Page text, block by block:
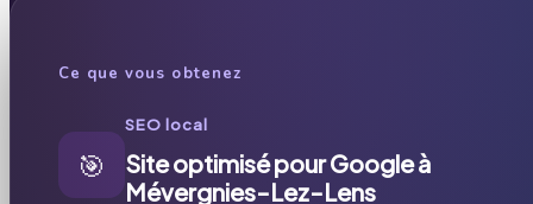
Ce que vous obtenez
🎯
SEO local
Site optimisé pour Google à
Mévergnies-Lez-Lens